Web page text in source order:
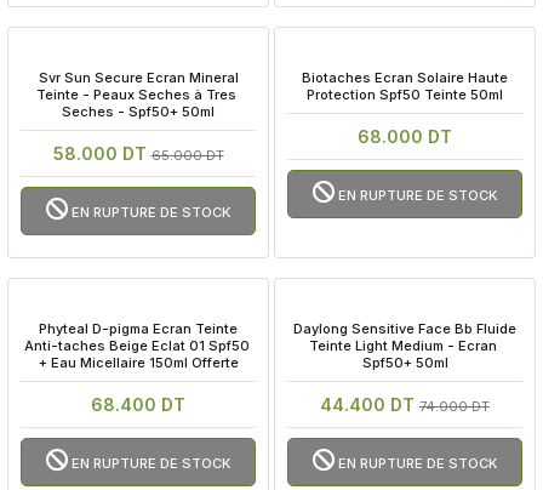
Svr Sun Secure Ecran Mineral
Teinte - Peaux Seches à Tres
Seches - Spf50+ 50ml
58.000 DT65.000 DT
EN RUPTURE DE STOCK
Biotaches Ecran Solaire Haute
Protection Spf50 Teinte 50ml
68.000 DT
EN RUPTURE DE STOCK
Phyteal D-pigma Ecran Teinte
Anti-taches Beige Eclat 01 Spf50
+ Eau Micellaire 150ml Offerte
68.400 DT
EN RUPTURE DE STOCK
Daylong Sensitive Face Bb Fluide
Teinte Light Medium - Ecran
Spf50+ 50ml
44.400 DT 74.000 DT
EN RUPTURE DE STOCK